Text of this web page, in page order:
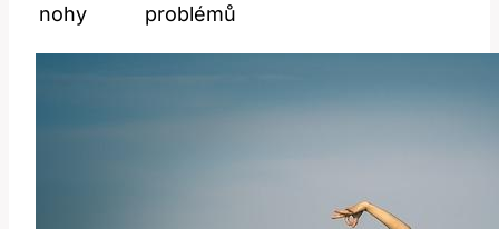
nohy
problémů